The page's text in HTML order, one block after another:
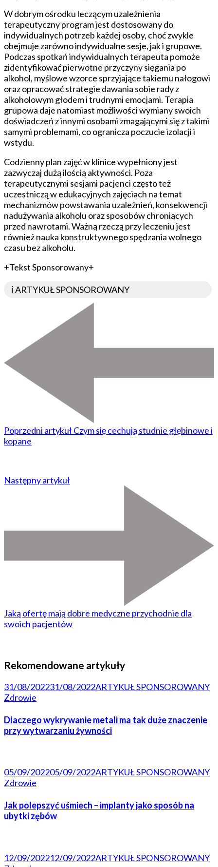
W dobrym ośrodku leczącym uzależnienia
terapeutyczny program jest dostosowany do
indywidualnych potrzeb każdej osoby, choć zwykle
obejmuje zarówno indywidualne sesje, jak i grupowe.
Podczas spotkań indywidualnych terapeuta pomoże
zidentyfikować pierwotne przyczyny sięgania po
alkohol, myślowe wzorce sprzyjające takiemu nałogowi
oraz opracować strategie dawania sobie rady z
alkoholowym głodem i trudnymi emocjami. Terapia
grupowa daje natomiast możliwości wymiany swoich
doświadczeń z innymi osobami zmagającymi się z takimi
samymi problemami, co ogranicza poczucie izolacji i
wstydu.
Codzienny plan zajęć w klinice wypełniony jest
zazwyczaj dużą ilością aktywności. Poza
terapeutycznymi sesjami pacjenci często też
uczestniczą w edukacyjnych zajęciach na temat
mechanizmów powstawania uzależnień, konsekwencji
nadużywania alkoholu oraz sposobów chroniących
przed nawrotami. Ważną rzeczą przy leczeniu jest
również nauka konstruktywnego spędzania wolnego
czasu bez alkoholu.
+Tekst Sponsorowany+
ℹ️ ARTYKUŁ SPONSOROWANY
Poprzedni artykułCzym się cechują studnie głębinowe i
kopane
Następny artykuł
Jaką ofertę mają dobre medyczne przychodnie dla
swoich pacjentów
Rekomendowane artykuły
31/08/202231/08/2022ARTYKUŁ SPONSOROWANY
Zdrowie
Dlaczego wykrywanie metali ma tak duże znaczenie
przy wytwarzaniu żywności
05/09/202205/09/2022ARTYKUŁ SPONSOROWANY
Zdrowie
Jak polepszyć uśmiech – implanty jako sposób na
ubytki zębów
12/09/202212/09/2022ARTYKUŁ SPONSOROWANY